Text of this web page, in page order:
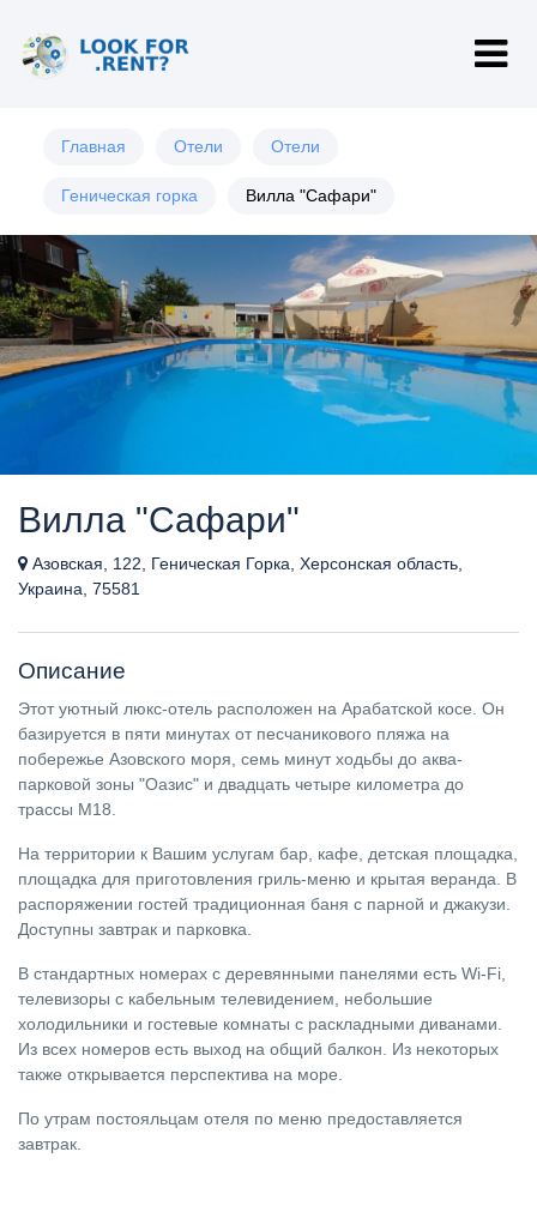
Главная Отели Отели
Геническая горка Вилла "Сафари"
Вилла "Сафари"
Азовская, 122, Геническая Горка, Херсонская область,
Украина, 75581
Описание
Этот уютный люкс-отель расположен на Арабатской косе. Он
базируется в пяти минутах от песчаникового пляжа на
побережье Азовского моря, семь минут ходьбы до аква-
парковой зоны "Оазис" и двадцать четыре километра до
трассы M18.
На территории к Вашим услугам бар, кафе, детская площадка,
площадка для приготовления гриль-меню и крытая веранда. В
распоряжении гостей традиционная баня с парной и джакузи.
Доступны завтрак и парковка.
В стандартных номерах с деревянными панелями есть Wi-Fi,
телевизоры с кабельным телевидением, небольшие
холодильники и гостевые комнаты с раскладными диванами.
Из всех номеров есть выход на общий балкон. Из некоторых
также открывается перспектива на море.
По утрам постояльцам отеля по меню предоставляется
завтрак.